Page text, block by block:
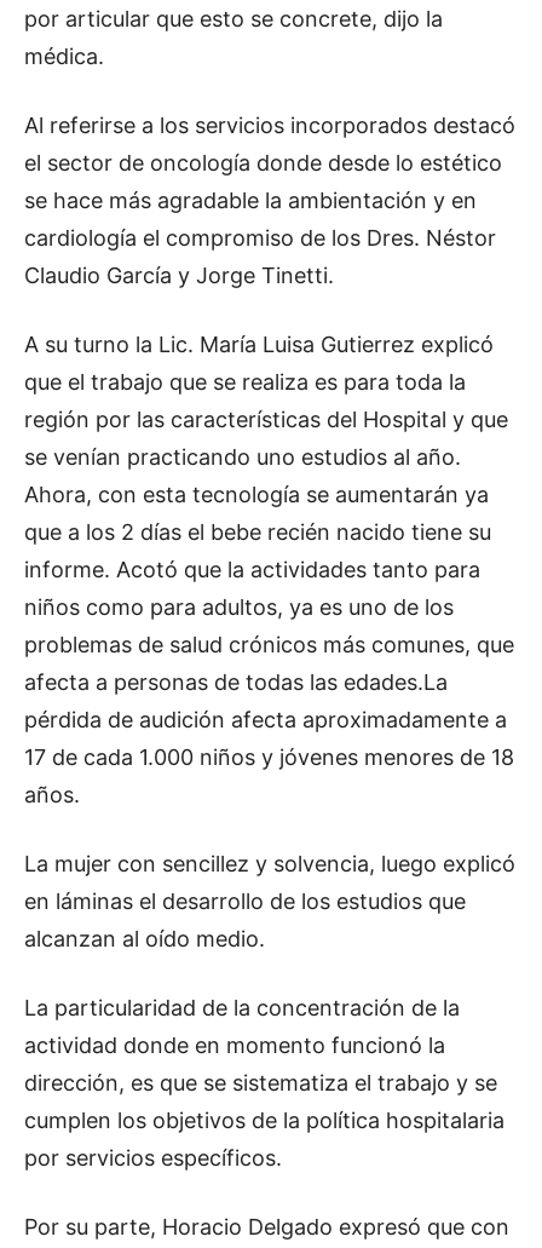
por articular que esto se concrete, dijo la
médica.
Al referirse a los servicios incorporados destacó
el sector de oncología donde desde lo estético
se hace más agradable la ambientación y en
cardiología el compromiso de los Dres. Néstor
Claudio García y Jorge Tinetti.
A su turno la Lic. María Luisa Gutierrez explicó
que el trabajo que se realiza es para toda la
región por las características del Hospital y que
se venían practicando uno estudios al año.
Ahora, con esta tecnología se aumentarán ya
que a los 2 días el bebe recién nacido tiene su
informe. Acotó que la actividades tanto para
niños como para adultos, ya es uno de los
problemas de salud crónicos más comunes, que
afecta a personas de todas las edades.La
pérdida de audición afecta aproximadamente a
17 de cada 1.000 niños y jóvenes menores de 18
años.
La mujer con sencillez y solvencia, luego explicó
en láminas el desarrollo de los estudios que
alcanzan al oído medio.
La particularidad de la concentración de la
actividad donde en momento funcionó la
dirección, es que se sistematiza el trabajo y se
cumplen los objetivos de la política hospitalaria
por servicios específicos.
Por su parte, Horacio Delgado expresó que con